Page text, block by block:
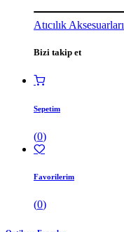
Atıcılık Aksesuarları
Bizi takip et
Sepetim
(0)
Favorilerim
(0)